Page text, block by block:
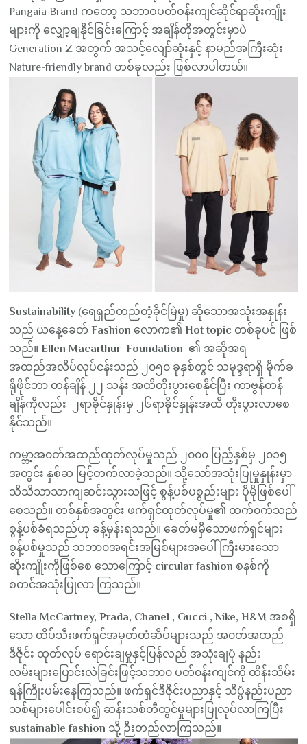
Pangaia Brand ကတော့ သဘာဝပတ်ဝန်းကျင်ဆိုင်ရာဆိုးကျိုး
များကို လျှော့ချနိုင်ခြင်းကြောင့် အချိန်တိုအတွင်းမှာပဲ
Generation Z အတွက် အသင့်လျော်ဆုံးနှင့် နာမည်အကြီးဆုံး
Nature-friendly brand တစ်ခုလည်း ဖြစ်လာပါတယ်။
Sustainability (ရေရှည်တည်တံ့ခိုင်မြဲမှု) ဆိုသောအသုံးအနှုန်း
သည် ယနေ့ခေတ်Fashion လောက၏Hot topic တစ်ခုပင် ဖြစ်
သည်။Ellen Macarthur Foundation ၏ အဆိုအရ
အထည်အလိပ်လုပ်ငန်းသည် ၂၀၅၀ ခုနှစ်တွင် သမုဒ္ဒရာရှိ မိုက်ခ
ရိုဖိုင်ဘာ တန်ချိန် ၂၂ သန်း အထိတိုးပွားစေနိုင်ပြီး ကာဗွန်တန်
ချိန်ကိုလည်း ၂ရာခိုင်နှုန်းမှ ၂၆ရာခိုင်နှုန်းအထိ တိုးပွားလာစေ
နိုင်သည်။
ကမ္ဘာ့အ၀တ်အထည်ထုတ်လုပ်မှုသည် ၂၀၀၀ ပြည့်နှစ်မှ ၂၀၁၅
အတွင်း နှစ်ဆ မြင့်တက်လာခဲ့သည်။ သို့သော်အသုံးပြုမှုနှုန်းမှာ
သိသိသာသာကျဆင်းသွားသဖြင့် စွန့်ပစ်ပစ္စည်းများ ပိုမိုဖြစ်ပေါ်
စေသည်။ တစ်နှစ်အတွင်း ဖက်ရှင်ထုတ်လုပ်မှု၏ ထက်၀က်သည်
စွန့်ပစ်ခံရသည်ဟု ခန့်မှန်းရသည်။ ခေတ်မမှီသောဖက်ရှင်များ
စွန့်ပစ်မှုသည် သဘာ၀အရင်းအမြစ်များအပေါ် ကြီးမားသော
ဆိုးကျိုးကိုဖြစ်စေ သောကြောင့် circular fashion စနစ်ကို
စတင်အသုံးပြုလာ ကြသည်။
Stella McCartney, Prada, Chanel , Gucci , Nike, H&M အစရှိ
သော ထိပ်သီးဖက်ရှင်အမှတ်တံဆိပ်များသည် အ၀တ်အထည်
ဒီဇိုင်း ထုတ်လုပ် ရောင်းချမှုနှင့်ပြန်လည် အသုံးချပုံ နည်း
လမ်းများပြောင်းလဲခြင်းဖြင့်သဘာ၀ ပတ်၀န်းကျင်ကို ထိန်းသိမ်း
ရန်ကြိုးပမ်းနေကြသည်။ ဖက်ရှင်ဒီဇိုင်းပညာနှင့် သိပ္ပံနည်းပညာ
သစ်များပေါင်းစပ်၍ ဆန်းသစ်တီထွင်မှုများပြုလုပ်လာကြပြီး
sustainable fashion သို့ ဉီးတည်လာကြသည်။